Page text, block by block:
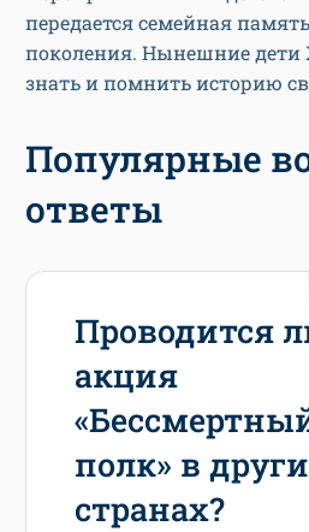
передается семейная
поколения. Нынешние
знать и помнить историю
Популярные
ответы
Проводится
акция
полк» в
странах?